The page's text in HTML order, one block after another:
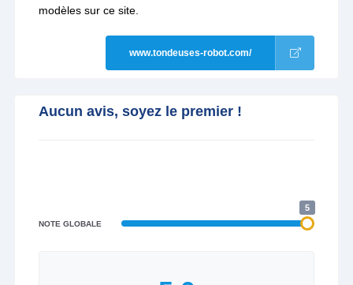
modèles sur ce site.
www.tondeuses-robot.com/
Aucun avis, soyez le premier !
NOTE GLOBALE
5